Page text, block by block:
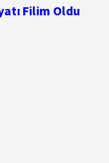
Filim Oldu